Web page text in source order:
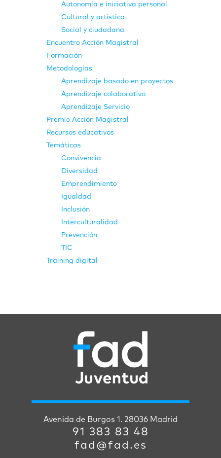
Autonomía e iniciativa personal
Cultural y artística
Social y ciudadana
Encuentro Acción Magistral
Formación
Metodologías
Aprendizaje basado en proyectos
Aprendizaje colaborativo
Aprendizaje Servicio
Premio Acción Magistral
Recursos educativos
Temáticas
Convivencia
Diversidad
Emprendimiento
Igualdad
Inclusión
Interculturalidad
Prevención
TIC
Training digital
Avenida de Burgos 1. 28036 Madrid
91 383 83 48
fad@fad.es